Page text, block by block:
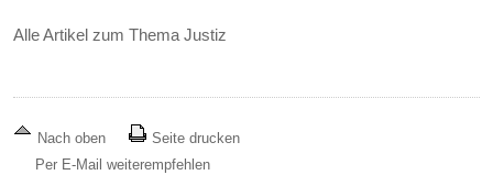
Alle Artikel zum Thema Justiz
Nach oben
Seite drucken
Per E-Mail weiterempfehlen